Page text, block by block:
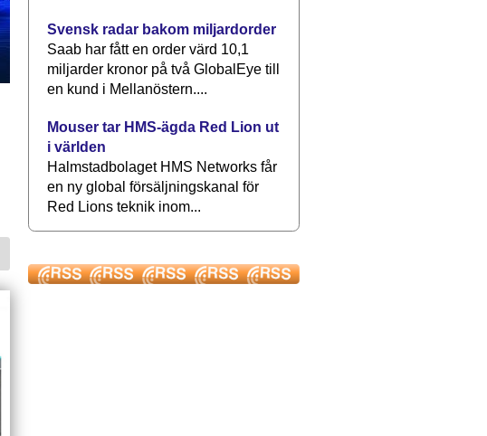
Svensk radar bakom miljardorder
Saab har fått en order värd 10,1
miljarder kronor på två GlobalEye till
en kund i Mellanöstern....
Mouser tar HMS-ägda Red Lion ut
i världen
Halmstadbolaget HMS Networks får
en ny global försäljningskanal för
Red Lions teknik inom...